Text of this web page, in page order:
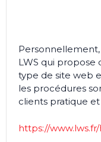
LWS qui propose
type de site web
les procédures
clients pratique
https://